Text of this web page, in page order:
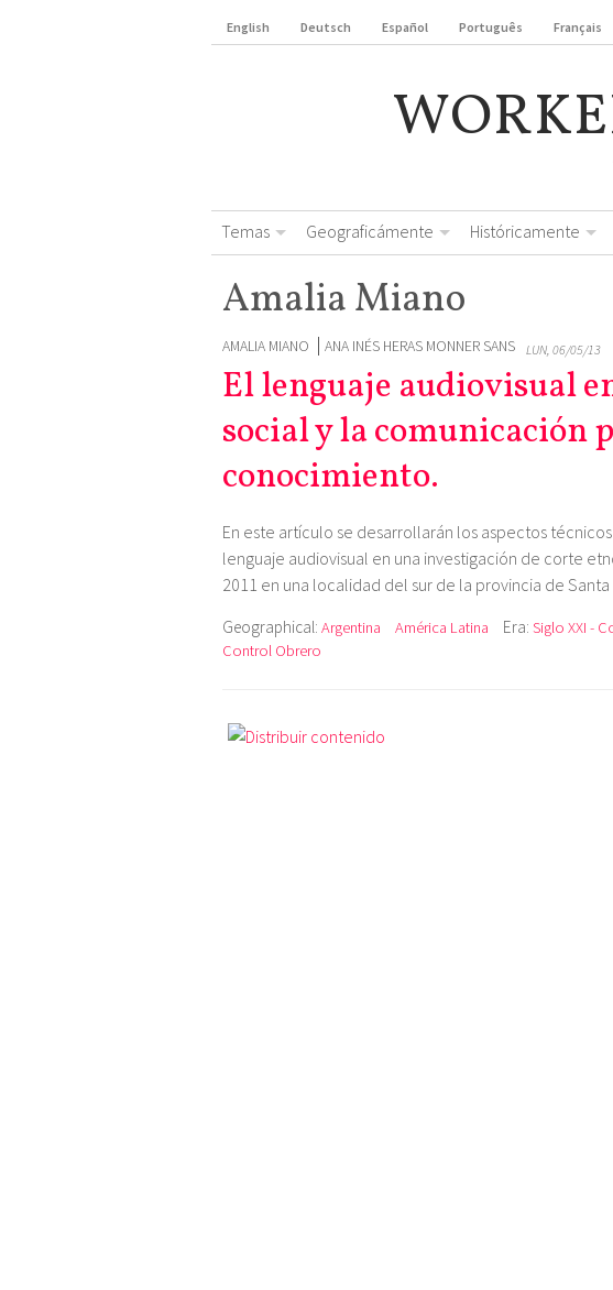
English Deutsch Español Português Français
Temas Geograficámente Históricamente
Amalia Miano
AMALIA MIANO ANA INÉS HERAS MONNER SANS LUN, 06/05/13
El lenguaje audiovisual
social y la comunicación
conocimiento.
En este artículo se desarrollarán los aspectos
lenguaje audiovisual en una investigación de corte
2011 en una localidad del sur de la provincia de Santa
Geographical: Argentina América Latina Era: Siglo XXI -
Control Obrero